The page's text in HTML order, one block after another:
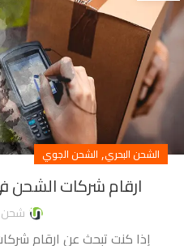
الشحن البحري, الشحن الجوي
ارقام شركات الشحن في
شحن
إذا كنت تبحث عن ارقام